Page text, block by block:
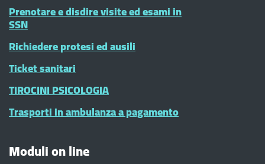
Prenotare e disdire visite ed esami in
SSN
Richiedere protesi ed ausili
Ticket sanitari
TIROCINI PSICOLOGIA
Trasporti in ambulanza a pagamento
Moduli on line